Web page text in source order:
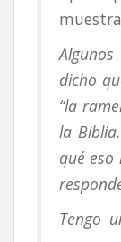
dicho
“la
la
qué eso
Tengo